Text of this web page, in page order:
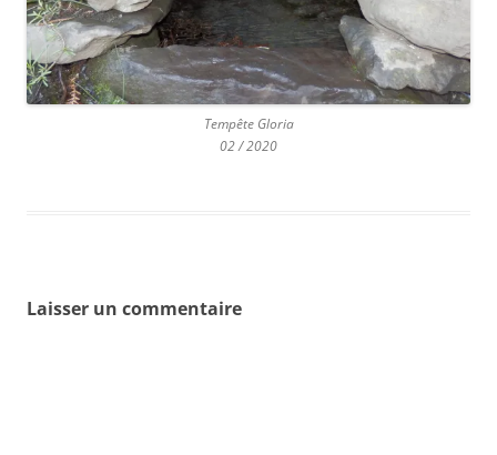
Tempête Gloria
02 / 2020
Laisser un commentaire